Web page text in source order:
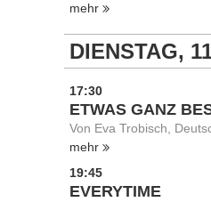
mehr
DIENSTAG,
17:30
ETWAS GANZ
Von Eva Trobisch,
mehr
19:45
EVERYTIME